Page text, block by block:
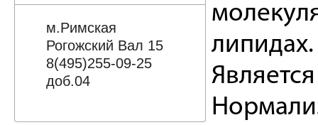
м.Римская
Рогожский Вал 15
8(495)255-09-25
доб.04
липидах.